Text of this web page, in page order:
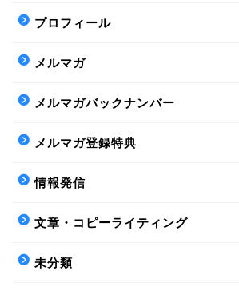
プロフィール
メルマガ
メルマガバックナンバー
メルマガ登録特典
情報発信
文章・コピーライティング
未分類